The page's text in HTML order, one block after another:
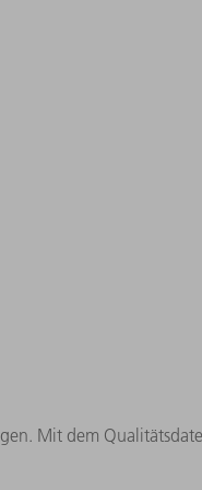
Mit dem